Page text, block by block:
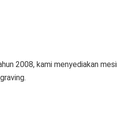
2008, kami menyediakan